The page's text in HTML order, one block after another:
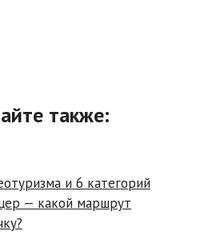
также: